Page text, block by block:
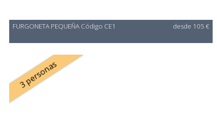
FURGONETA PEQUEÑA Código CE1 desde 105 €
3 personas